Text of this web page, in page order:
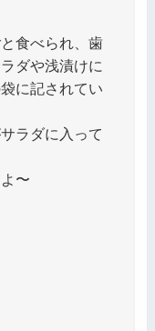
食べられ、歯
ダや浅漬けに
に記されてい
ラダに入って
〜